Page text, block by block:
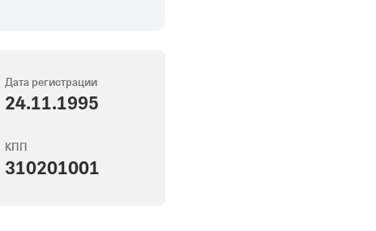
Дата регистрации
24.11.1995
КПП
310201001